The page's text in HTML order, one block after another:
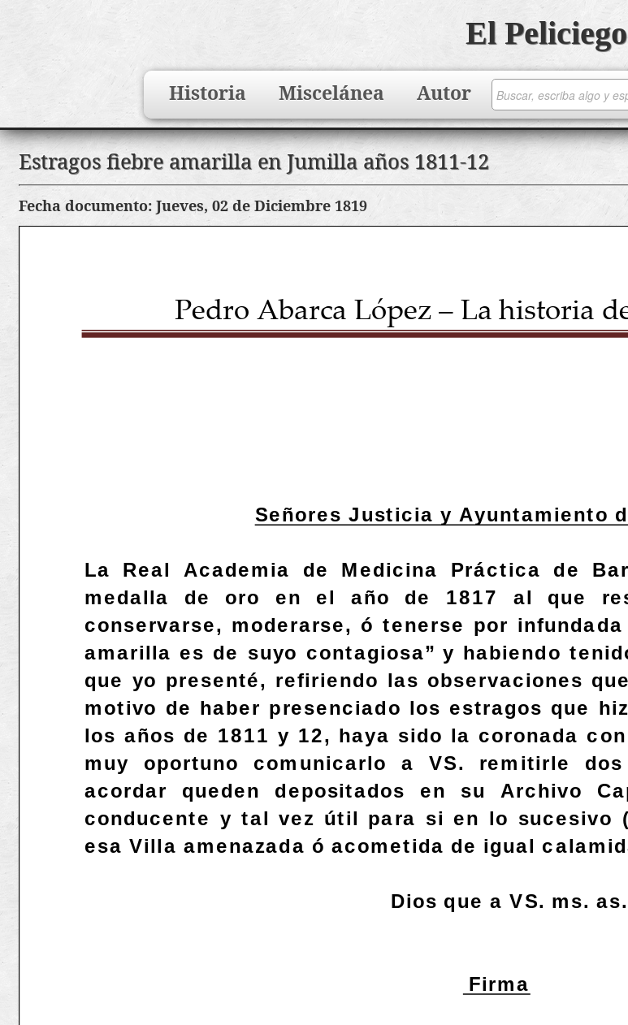
Saltar
contenido
El Peliciego
Historia Miscelánea Autor
Search
Estragos fiebre amarilla en Jumilla años 1811-12
Fecha documento: Jueves, 02 de Diciembre 1819